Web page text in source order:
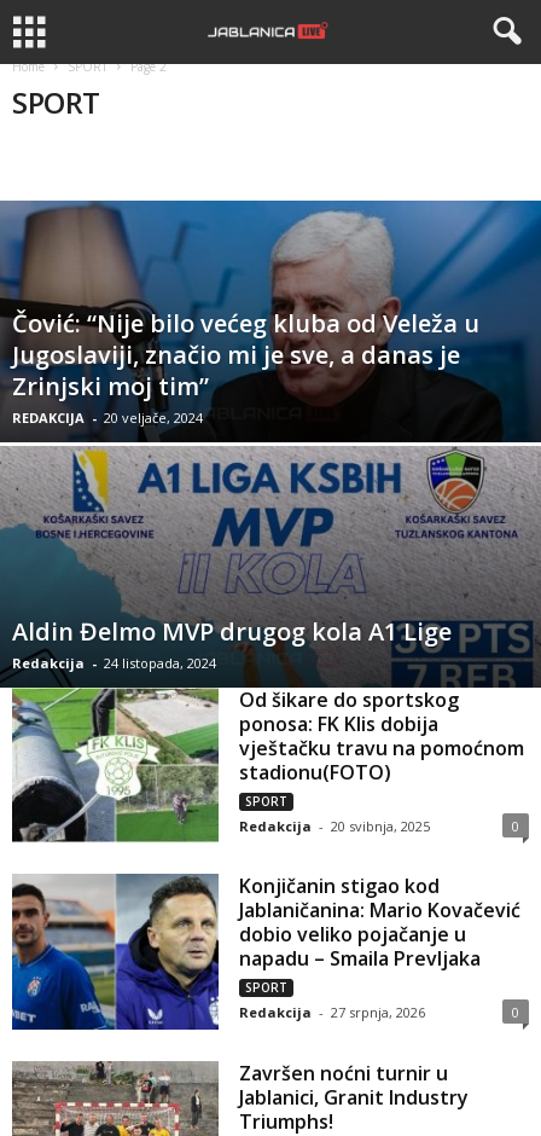
Home SPORT Page 2
SPORT
Čović: “Nije bilo većeg kluba od Veleža u
Jugoslaviji, značio mi je sve, a danas je
Zrinjski moj tim”
REDAKCIJA - 20 veljače, 2024
Aldin Đelmo MVP drugog kola A1 Lige
Redakcija - 24 listopada, 2024
Od šikare do sportskog
ponosa: FK Klis dobija
vještačku travu na pomoćnom
stadionu(FOTO)
SPORT
Redakcija - 20 svibnja, 2025 0
Konjičanin stigao kod
Jablaničanina: Mario Kovačević
dobio veliko pojačanje u
napadu – Smaila Prevljaka
SPORT
Redakcija - 27 srpnja, 2026 0
Završen noćni turnir u
Jablanici, Granit Industry
Triumphs!